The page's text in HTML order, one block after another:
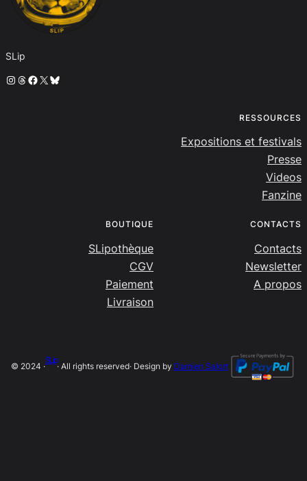
SLip
Instagram
Threads
Facebook
X Bluesky
RESSOURCES
Expositions et festivals
Presse
Videos
Fanzine
BOUTIQUE
SLipothèque
CGV
Paiement
Livraison
CONTACTS
Contacts
Newsletter
A propos
© 2024 ·
SLip
· All rights reserved· Design by Damien Salort